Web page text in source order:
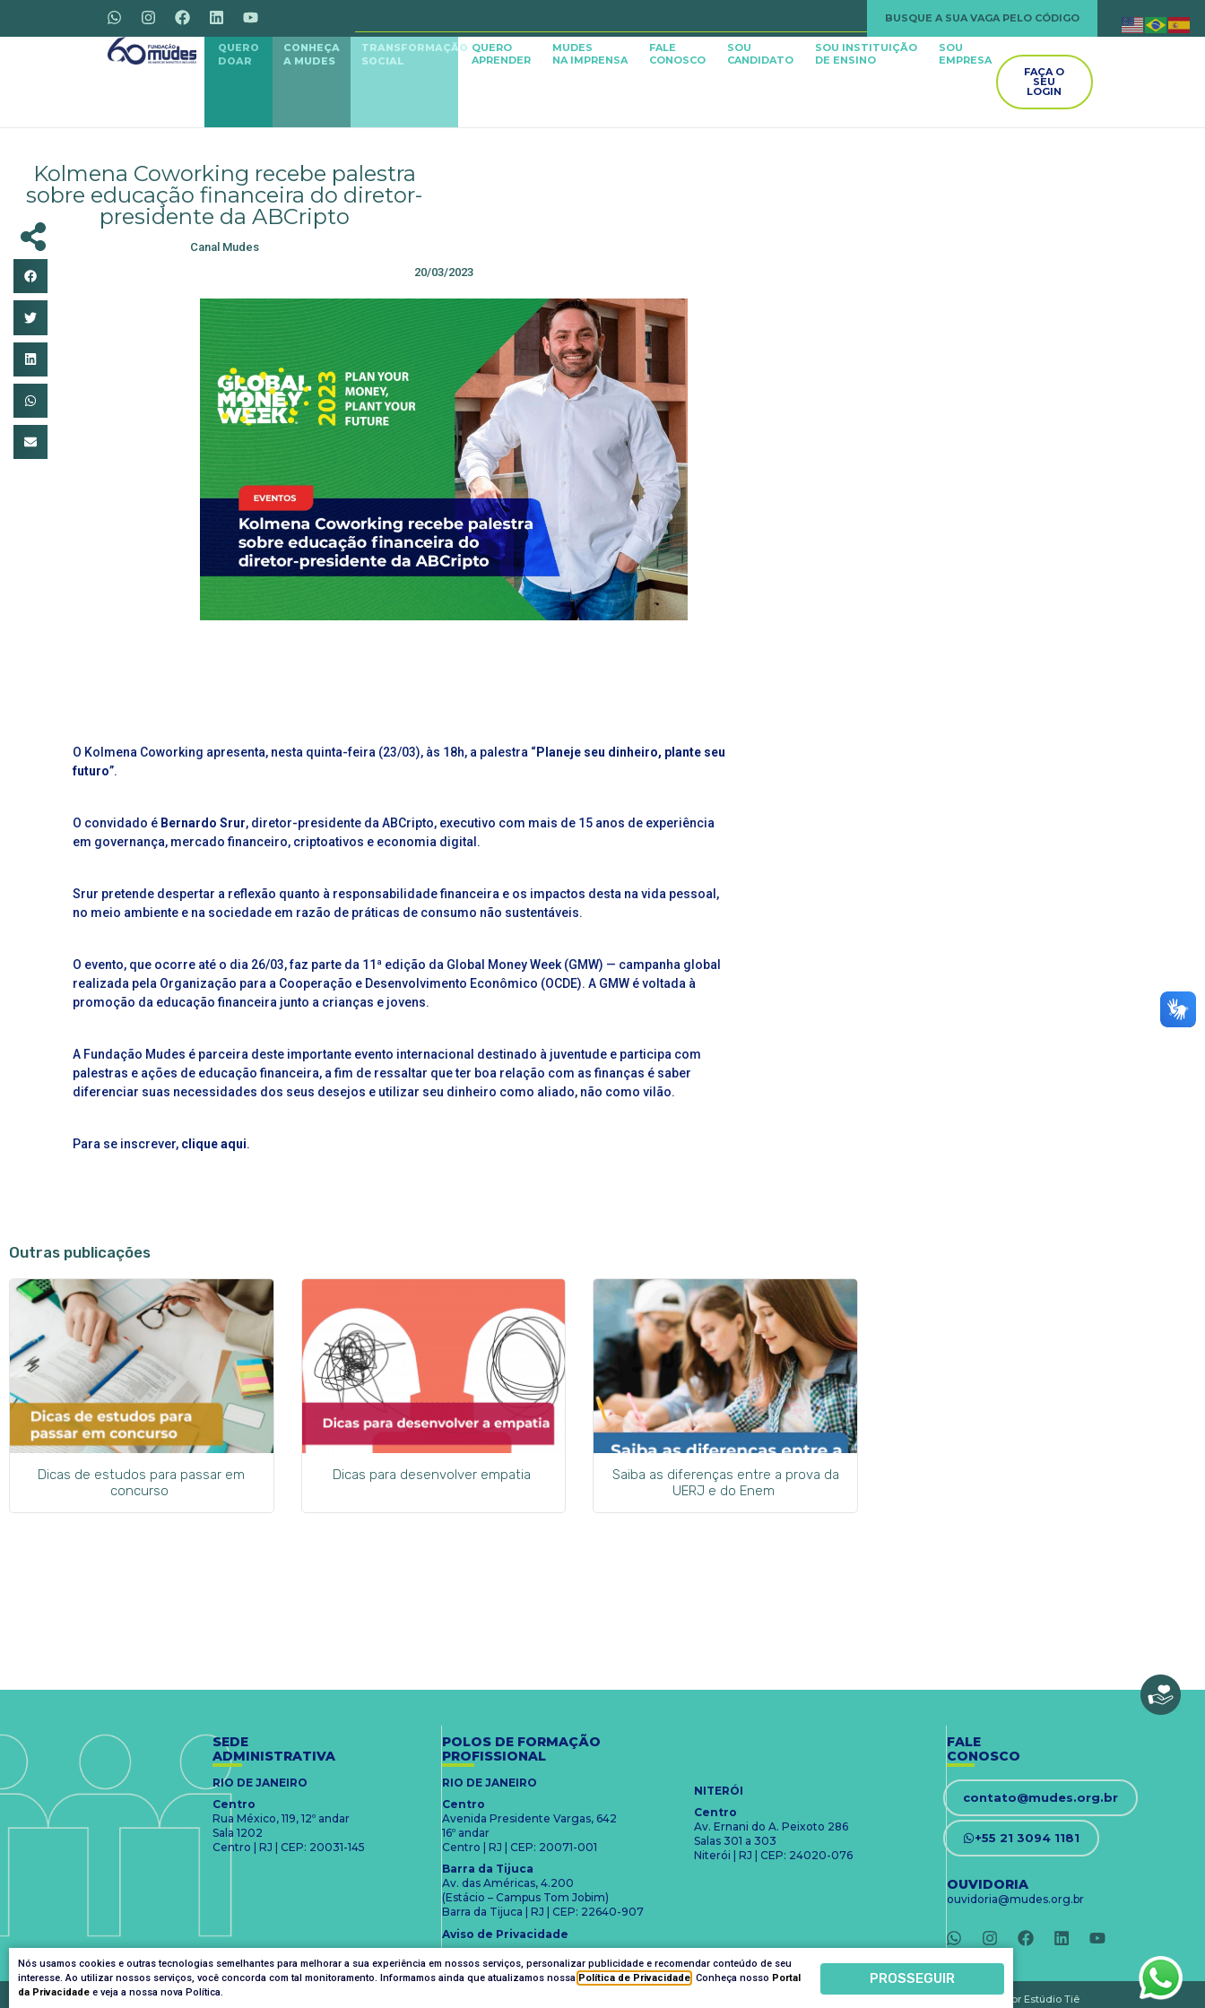
BUSQUE A SUA VAGA PELO CÓDIGO
QUERO
DOAR
CONHEÇA
A MUDES
TRANSFORMAÇÃO
SOCIAL
QUERO
APRENDER
MUDES
NA IMPRENSA
FALE
CONOSCO
SOU
CANDIDATO
SOU INSTITUIÇÃO
DE ENSINO
SOU
EMPRESA
FAÇA O
SEU
LOGIN
Kolmena Coworking recebe palestra
sobre educação financeira do diretor-
presidente da ABCripto
Canal Mudes
20/03/2023
O Kolmena Coworking apresenta, nesta quinta-feira (23/03), às 18h, a palestra “ Planeje seu dinheiro, plante seu
futuro”.
O convidado é Bernardo Srur, diretor-presidente da ABCripto, executivo com mais de 15 anos de experiência
em governança, mercado financeiro, criptoativos e economia digital.
Srur pretende despertar a reflexão quanto à responsabilidade financeira e os impactos desta na vida pessoal,
no meio ambiente e na sociedade em razão de práticas de consumo não sustentáveis.
O evento, que ocorre até o dia 26/03, faz parte da 11ª edição da Global Money Week (GMW) — campanha global
realizada pela Organização para a Cooperação e Desenvolvimento Econômico (OCDE). A GMW é voltada à
promoção da educação financeira junto a crianças e jovens.
A Fundação Mudes é parceira deste importante evento internacional destinado à juventude e participa com
palestras e ações de educação financeira, a fim de ressaltar que ter boa relação com as finanças é saber
diferenciar suas necessidades dos seus desejos e utilizar seu dinheiro como aliado, não como vilão.
Para se inscrever, clique aqui.
Outras publicações
Dicas de estudos para passar em
concurso
Dicas para desenvolver empatia
Saiba as diferenças entre a prova da
UERJ e do Enem
SEDE
ADMINISTRATIVA
RIO DE JANEIRO
Centro
Rua México, 119, 12º andar
Sala 1202
Centro | RJ | CEP: 20031-145
POLOS DE FORMAÇÃO
PROFISSIONAL
RIO DE JANEIRO
Centro
Avenida Presidente Vargas, 642
16º andar
Centro | RJ | CEP: 20071-001
Barra da Tijuca
Av. das Américas, 4.200
(Estácio – Campus Tom Jobim)
Barra da Tijuca | RJ | CEP: 22640-907
Aviso de Privacidade
NITERÓI
Centro
Av. Ernani do A. Peixoto 286
Salas 301 a 303
Niterói | RJ | CEP: 24020-076
FALE
CONOSCO
contato@mudes.org.br
+55 21 3094 1181
OUVIDORIA
ouvidoria@mudes.org.br
FUNDAÇÃO MUDES@2025 | Todos os direitos reservados. Desenvolvido por Estúdio Tiê
Nós usamos cookies e outras tecnologias semelhantes para melhorar a sua experiência em nossos serviços, personalizar publicidade e recomendar conteúdo de seu
interesse. Ao utilizar nossos serviços, você concorda com tal monitoramento. Informamos ainda que atualizamos nossa Política de Privacidade . Conheça nosso Portal
da Privacidade e veja a nossa nova Política.
PROSSEGUIR